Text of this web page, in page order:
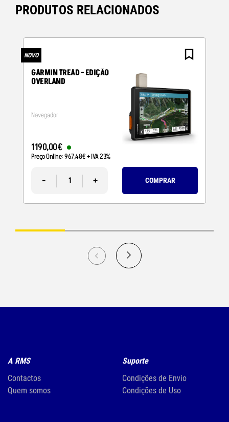
PRODUTOS RELACIONADOS
NOVO
GARMIN TREAD - EDIÇÃO
OVERLAND
Navegador
1190,00€
Preço Online:967,48€+ IVA 23%
- + COMPRAR
A RMS
Contactos
Quem somos
Suporte
Condições de Envio
Condições de Uso